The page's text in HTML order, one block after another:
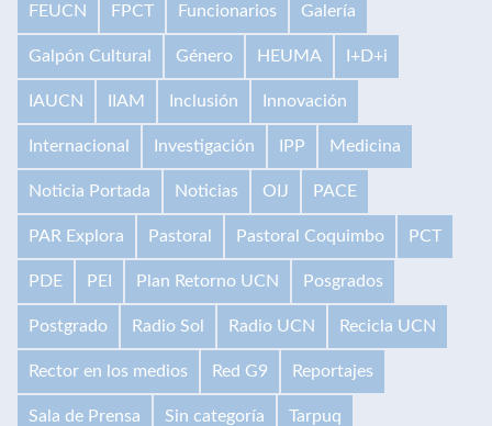
FEUCN FPCT Funcionarios Galería
Galpón Cultural Género HEUMA I+D+i
IAUCN IIAM Inclusión Innovación
Internacional Investigación IPP Medicina
Noticia Portada Noticias OIJ PACE
PAR Explora Pastoral Pastoral Coquimbo PCT
PDE PEI Plan Retorno UCN Posgrados
Postgrado Radio Sol Radio UCN Recicla UCN
Rector en los medios Red G9 Reportajes
Sala de Prensa Sin categoría Tarpuq